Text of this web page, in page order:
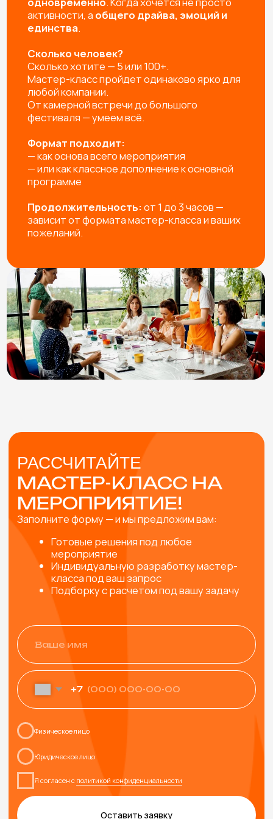
РАССЧИТАЙТЕ
МАСТЕР-КЛАСС НА
МЕРОПРИЯТИЕ!
Готовые решения под любое
мероприятие
Индивидуальную разработку мастер-
класса под ваш запрос
Подборку с расчетом под вашу задачу
Физическое лицо
Юридическое лицо
Я согласен сполитикой конфиденциальности
Оставить заявку
МАСТЕР-КЛАССА
ВКЛЮЧЕНЫ
ПОМОЩЬ В ВЫБОРЕ
Подберем мастер-классы с учетом особенностей
разработаем эксклюзивный мастер-класс под вашу
задачу.
ПРОРАБОТКА КОНЦЕПЦИИ
Согласуем и учтем все пожелания, от особенностей
материалов и тематики мероприятия до внешнего
вида мастеров.
ИНСТРУМЕНТЫ И
МАТЕРИАЛЫ
Привозим все необходимые инструменты и
материалы для мастер-класса (с запасом, чтобы
хватило всем желающим)
ВЫЕЗД И РАБОТА МАСТЕРОВ
Профессиональные мастера не только пошагово
расскажут как сделать изделие, но и создадут
яркую творческую атмосферу и обязательно
помогут каждому участнику.
УПАКОВКА ИЗДЕЛИЙ
Упаковываем готовые изделия в подарочный пакет
или коробочку, чтобы удобно было нести домой и,
при желании, подарить родным и близким
УБОРКА РАБОЧЕГО МЕСТА
Привозим защитную скатерть, фартуки, перчатки, а
после мероприятия убираем за собой рабочее
пространство